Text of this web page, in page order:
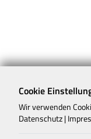
Cookie
Wir verwenden
Datenschutz |